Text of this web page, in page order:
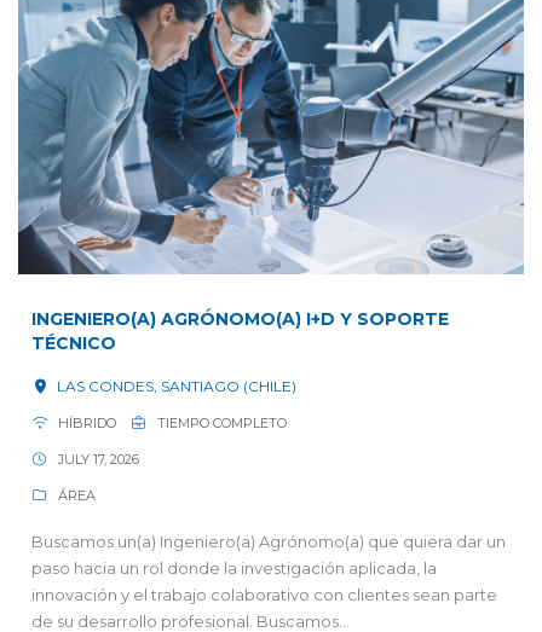
INGENIERO(A) AGRÓNOMO(A) I+D Y SOPORTE
TÉCNICO
LAS CONDES, SANTIAGO (CHILE)
HÍBRIDO TIEMPO COMPLETO
JULY 17, 2026
ÁREA
Buscamos un(a) Ingeniero(a) Agrónomo(a) que quiera dar un
paso hacia un rol donde la investigación aplicada, la
innovación y el trabajo colaborativo con clientes sean parte
de su desarrollo profesional. Buscamos...